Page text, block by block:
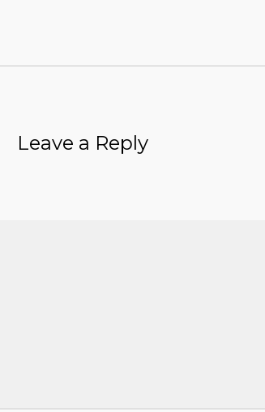
Leave a Reply